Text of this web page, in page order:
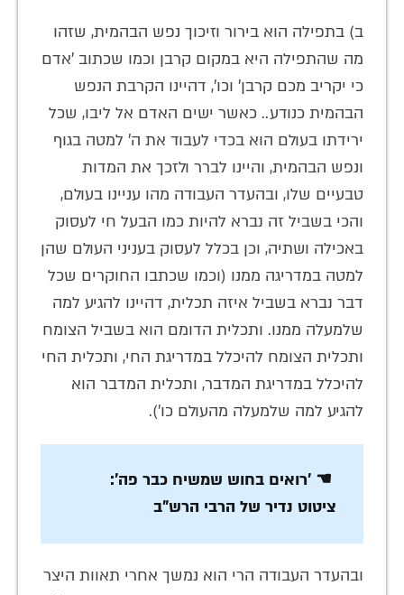
ב) בתפילה הוא בירור וזיכוך נפש הבהמית, שזהו
מה שהתפילה היא במקום קרבן וכמו שכתוב 'אדם
כי יקריב מכם קרבן' וכו', דהיינו הקרבת הנפש
הבהמית כנודע.. כאשר ישים האדם אל ליבו, שכל
ירידתו בעולם הוא בכדי לעבוד את ה' למטה בגוף
ונפש הבהמית, והיינו לברר ולזכך את המדות
טבעיים שלו, ובהעדר העבודה מהו עניינו בעולם,
והכי בשביל זה נברא להיות כמו הבעל חי לעסוק
באכילה ושתיה, וכן בכלל לעסוק בעניני העולם שהן
למטה במדריגה ממנו (וכמו שכתבו החוקרים שכל
דבר נברא בשביל איזה תכלית, דהיינו להגיע למה
שלמעלה ממנו. ותכלית הדומם הוא בשביל הצומח
ותכלית הצומח להיכלל במדריגת החי, ותכלית החי
להיכלל במדריגת המדבר, ותכלית המדבר הוא
להגיע למה שלמעלה מהעולם כו׳).
☚ 'רואים בחוש שמשיח כבר פה':
ציטוט נדיר של הרבי הרש"ב
ובהעדר העבודה הרי הוא נמשך אחרי תאוות היצר